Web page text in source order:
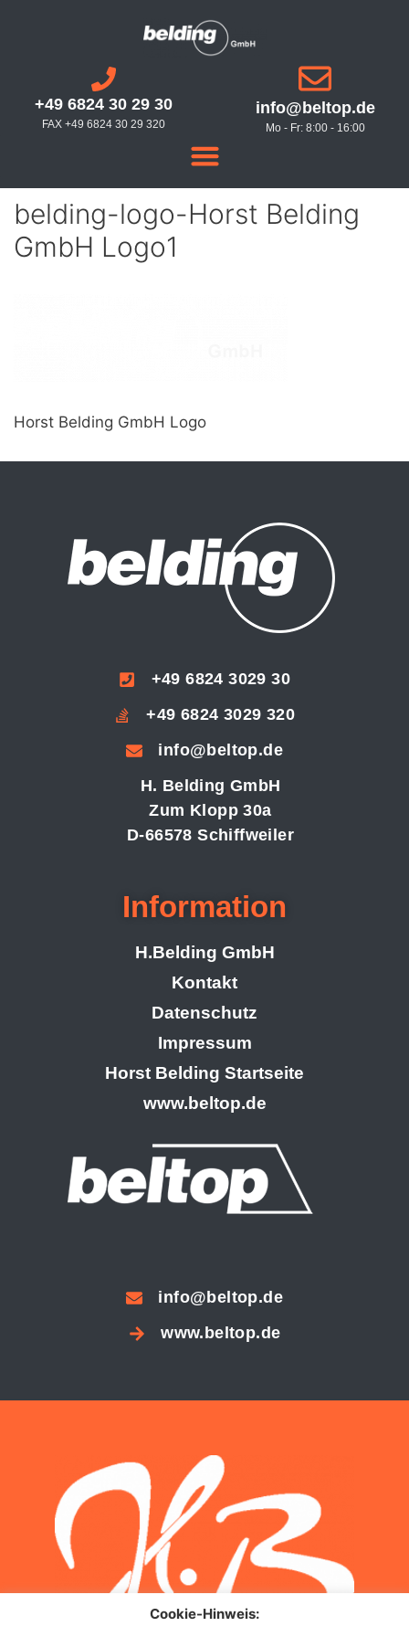
+49 6824 30 29 30
FAX +49 6824 30 29 320
info@beltop.de
Mo - Fr: 8:00 - 16:00
belding-logo-Horst Belding
GmbH Logo1
Horst Belding GmbH Logo
+49 6824 3029 30
+49 6824 3029 320
info@beltop.de
H. Belding GmbH
Zum Klopp 30a
D-66578 Schiffweiler
Information
H.Belding GmbH
Kontakt
Datenschutz
Impressum
Horst Belding Startseite
www.beltop.de
info@beltop.de
www.beltop.de
Cookie-Hinweis: